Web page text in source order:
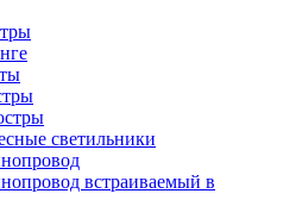
светильники
встраиваемый в